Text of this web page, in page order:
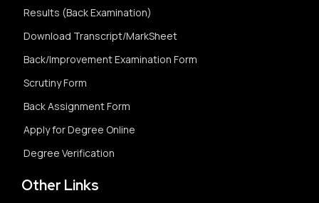
Results (Back Examination)
Download Transcript/MarkSheet
Back/Improvement Examination Form
Scrutiny Form
Back Assignment Form
Apply for Degree Online
Degree Verification
Other Links